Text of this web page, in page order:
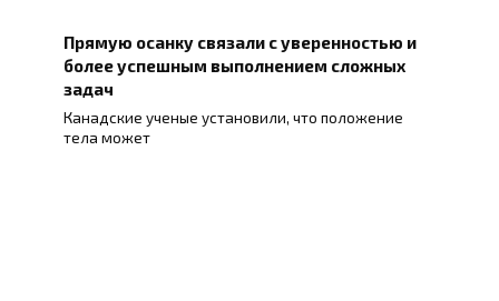
Прямую осанку связали с уверенностью и
более успешным выполнением сложных
задач
Канадские ученые установили, что положение
тела может